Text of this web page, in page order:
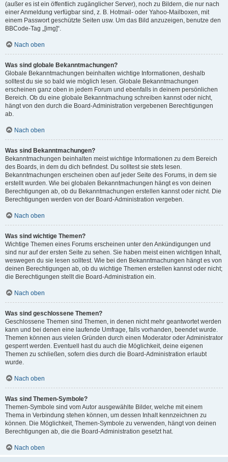
(außer es ist ein öffentlich zugänglicher Server), noch zu Bildern, die nur nach
einer Anmeldung verfügbar sind, z. B. Hotmail- oder Yahoo-Mailboxen, mit
einem Passwort geschützte Seiten usw. Um das Bild anzuzeigen, benutze den
BBCode-Tag „[img]“.
Nach oben
Was sind globale Bekanntmachungen?
Globale Bekanntmachungen beinhalten wichtige Informationen, deshalb
solltest du sie so bald wie möglich lesen. Globale Bekanntmachungen
erscheinen ganz oben in jedem Forum und ebenfalls in deinem persönlichen
Bereich. Ob du eine globale Bekanntmachung schreiben kannst oder nicht,
hängt von den durch die Board-Administration vergebenen Berechtigungen
ab.
Nach oben
Was sind Bekanntmachungen?
Bekanntmachungen beinhalten meist wichtige Informationen zu dem Bereich
des Boards, in dem du dich befindest. Du solltest sie stets lesen.
Bekanntmachungen erscheinen oben auf jeder Seite des Forums, in dem sie
erstellt wurden. Wie bei globalen Bekanntmachungen hängt es von deinen
Berechtigungen ab, ob du Bekanntmachungen erstellen kannst oder nicht. Die
Berechtigungen werden von der Board-Administration vergeben.
Nach oben
Was sind wichtige Themen?
Wichtige Themen eines Forums erscheinen unter den Ankündigungen und
sind nur auf der ersten Seite zu sehen. Sie haben meist einen wichtigen Inhalt,
weswegen du sie lesen solltest. Wie bei den Bekanntmachungen hängt es von
deinen Berechtigungen ab, ob du wichtige Themen erstellen kannst oder nicht;
die Berechtigungen stellt die Board-Administration ein.
Nach oben
Was sind geschlossene Themen?
Geschlossene Themen sind Themen, in denen nicht mehr geantwortet werden
kann und bei denen eine laufende Umfrage, falls vorhanden, beendet wurde.
Themen können aus vielen Gründen durch einen Moderator oder Administrator
gesperrt werden. Eventuell hast du auch die Möglichkeit, deine eigenen
Themen zu schließen, sofern dies durch die Board-Administration erlaubt
wurde.
Nach oben
Was sind Themen-Symbole?
Themen-Symbole sind vom Autor ausgewählte Bilder, welche mit einem
Thema in Verbindung stehen können, um dessen Inhalt kennzeichnen zu
können. Die Möglichkeit, Themen-Symbole zu verwenden, hängt von deinen
Berechtigungen ab, die die Board-Administration gesetzt hat.
Nach oben